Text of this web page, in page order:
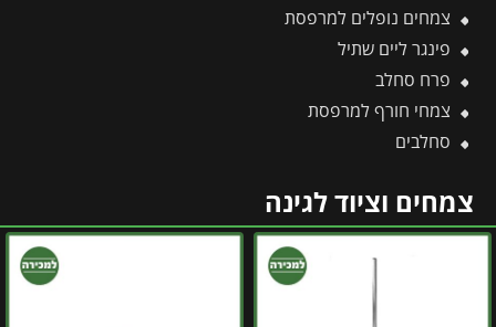
צמחים נופלים למרפסת
פינגר ליים שתיל
פרח סחלב
צמחי חורף למרפסת
סחלבים
צמחים וציוד לגינה